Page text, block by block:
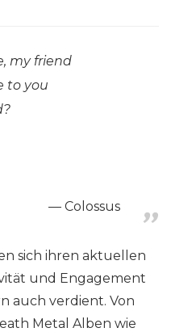
my friend
to you
Colossus
sich ihren aktuellen
und Engagement
auch verdient. Von
Metal Alben wie